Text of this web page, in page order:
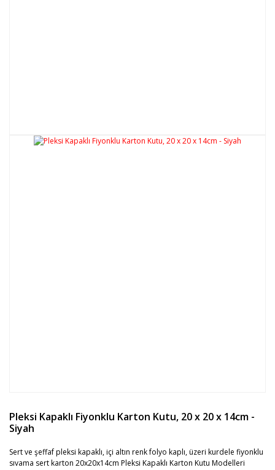
Pleksi Kapaklı Fiyonklu Karton Kutu, 20 x 20 x 14cm -
Siyah
Sert ve şeffaf pleksi kapaklı, içi altın renk folyo kaplı, üzeri kurdele fiyonklu
sıvama sert karton 20x20x14cm Pleksi Kapaklı Karton Kutu Modelleri